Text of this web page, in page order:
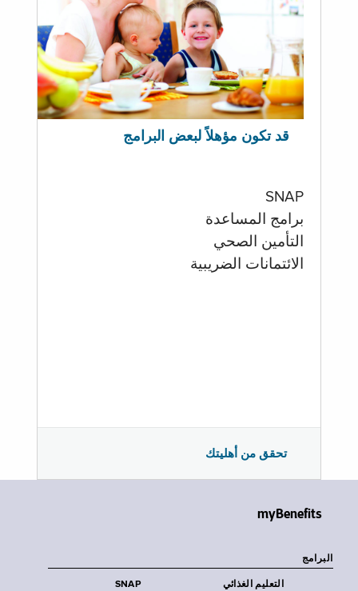
قد تكون مؤهلاً لبعض البرامج
SNAP
برامج المساعدة
التأمين الصحي
الائتمانات الضريبية
تحقق من أهليتك
myBenefits
البرامج
SNAP التعليم الغذائي